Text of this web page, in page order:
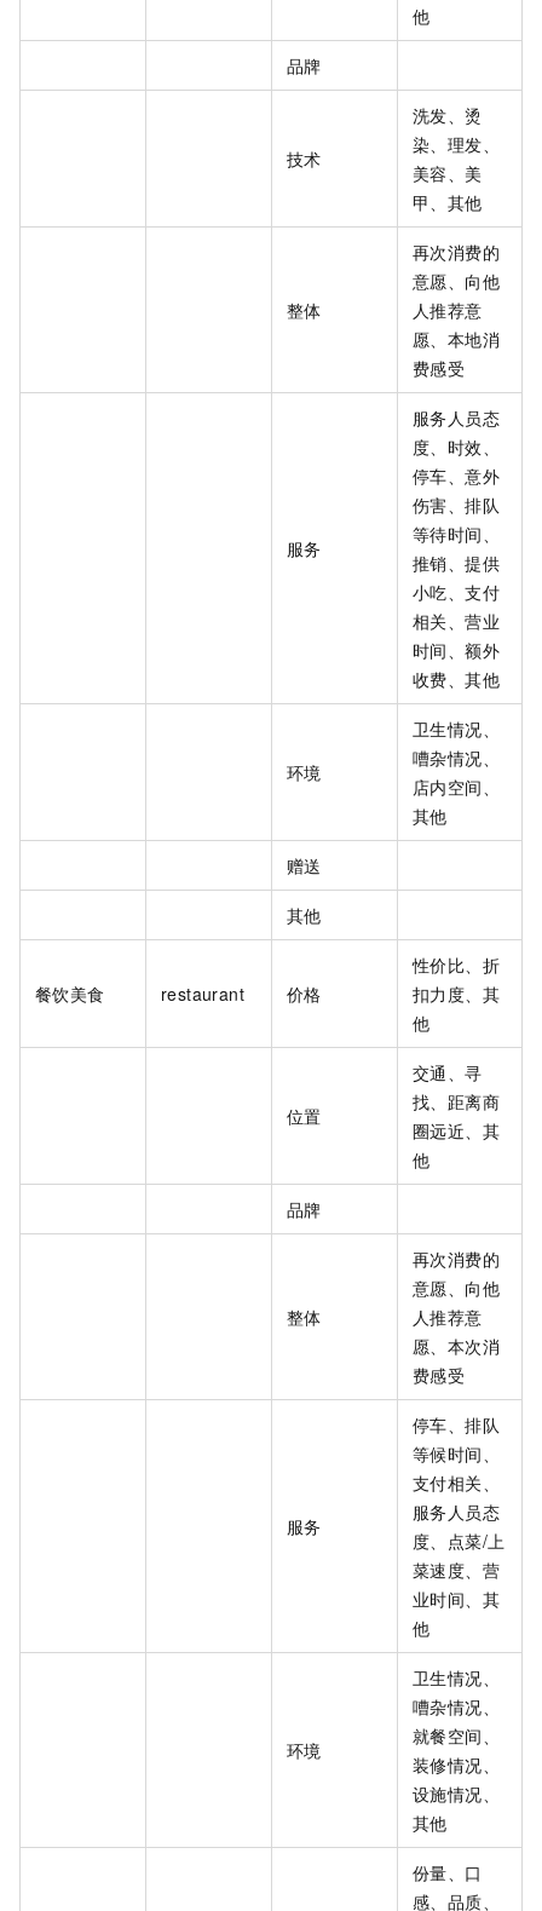
他
品牌
技术
洗发、烫
染、理发、
美容、美
甲、其他
整体
再次消费的
意愿、向他
人推荐意
愿、本地消
费感受
服务
服务人员态
度、时效、
停车、意外
伤害、排队
等待时间、
推销、提供
小吃、支付
相关、营业
时间、额外
收费、其他
环境
卫生情况、
嘈杂情况、
店内空间、
其他
赠送
其他
餐饮美食 restaurant 价格
性价比、折
扣力度、其
他
位置
交通、寻
找、距离商
圈远近、其
他
品牌
整体
再次消费的
意愿、向他
人推荐意
愿、本次消
费感受
服务
停车、排队
等候时间、
支付相关、
服务人员态
度、点菜/上
菜速度、营
业时间、其
他
环境
卫生情况、
嘈杂情况、
就餐空间、
装修情况、
设施情况、
其他
份量、口
感、品质、